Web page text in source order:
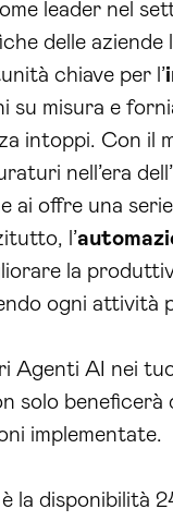
leader nel
delle
chiave per l’
misura e
intoppi. Con
nell’era dell’
ai offre una
l’
la
ogni attività
Agenti AI nei
solo
implementate.
la disponibilità